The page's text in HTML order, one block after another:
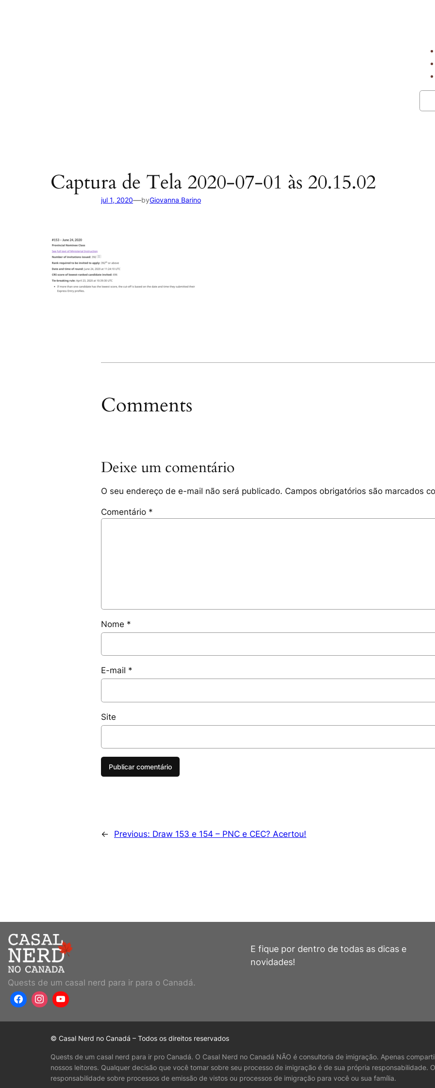
Captura de Tela 2020-07-01 às 20.15.02
jul 1, 2020—byGiovanna Barino
Comments
Deixe um comentário
O seu endereço de e-mail não será publicado. Campos obrigatórios são marcados
Comentário *
Nome *
E-mail *
Site
← Previous: Draw 153 e 154 – PNC e CEC? Acertou!
Quests de um casal nerd para ir para o Canadá.
E fique por dentro de todas as dicas e
novidades!
© Casal Nerd no Canadá – Todos os direitos reservados
Quests de um casal nerd para ir pro Canadá. O Casal Nerd no Canadá NÃO é consultoria de imigração. Apenas
nossos leitores. Qualquer decisão que você tomar sobre seu processo de imigração é de sua própria responsabilidade.
responsabilidade sobre processos de emissão de vistos ou processos de imigração para você ou sua família.